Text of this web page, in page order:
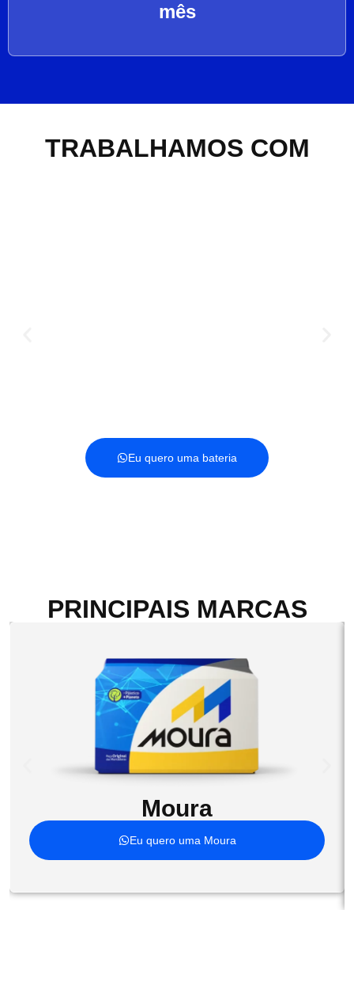
mês
TRABALHAMOS COM
Eu quero uma bateria
PRINCIPAIS MARCAS
Moura
Eu quero uma Moura